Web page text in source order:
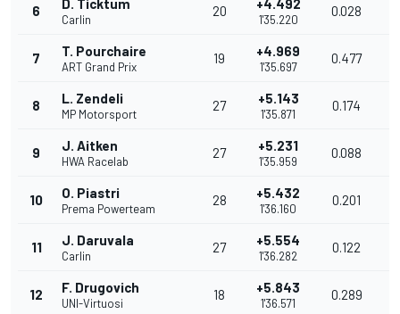
6 D. Ticktum
Carlin
20 +4.492
1'35.220
0.028
7 T. Pourchaire
ART Grand Prix
19 +4.969
1'35.697
0.477
8 L. Zendeli
MP Motorsport
27 +5.143
1'35.871
0.174
9 J. Aitken
HWA Racelab
27 +5.231
1'35.959
0.088
10 O. Piastri
Prema Powerteam
28 +5.432
1'36.160
0.201
11 J. Daruvala
Carlin
27 +5.554
1'36.282
0.122
12 F. Drugovich
UNI-Virtuosi
18 +5.843
1'36.571
0.289